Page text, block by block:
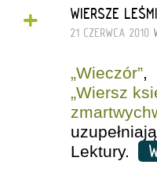
+ WIERSZE
21 CZERWCA 2010
„Wieczór”,
„Wiersz
Lektury.